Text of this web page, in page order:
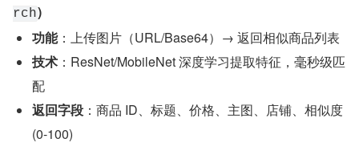
rch)
功能：上传图片（URL/Base64）→ 返回相似商品列表
技术 ：ResNet/MobileNet 深度学习提取特征，毫秒级匹
配
返回字段 ：商品 ID、标题、价格、主图、店铺、相似度
(0-100)